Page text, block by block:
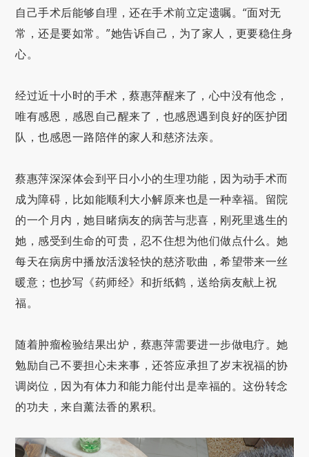
自己手术后能够自理，还在手术前立定遗嘱。“面对无
常，还是要如常。”她告诉自己，为了家人，更要稳住身
心。
经过近十小时的手术，蔡惠萍醒来了，心中没有他念，
唯有感恩，感恩自己醒来了，也感恩遇到良好的医护团
队，也感恩一路陪伴的家人和慈济法亲。
蔡惠萍深深体会到平日小小的生理功能，因为动手术而
成为障碍，比如能顺利大小解原来也是一种幸福。留院
的一个月内，她目睹病友的病苦与悲喜，刚死里逃生的
她，感受到生命的可贵，忍不住想为他们做点什么。她
每天在病房中播放活泼轻快的慈济歌曲，希望带来一丝
暖意；也抄写《药师经》和折纸鹤，送给病友献上祝
福。
随着肿瘤检验结果出炉，蔡惠萍需要进一步做电疗。她
勉励自己不要担心未来事，还答应承担了岁末祝福的协
调岗位，因为有体力和能力能付出是幸福的。这份转念
的功夫，来自薰法香的累积。